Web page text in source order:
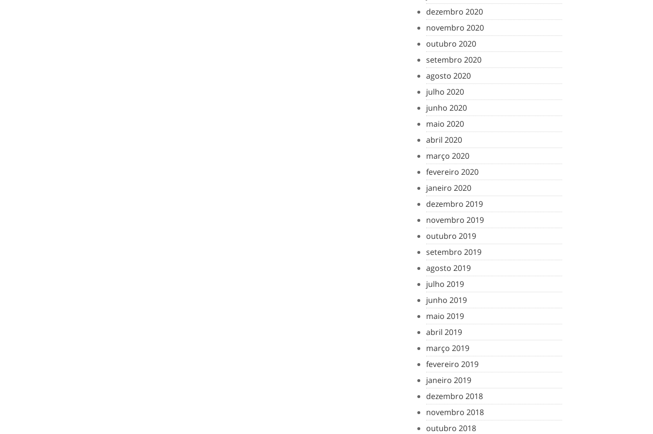
dezembro 2020
novembro 2020
outubro 2020
setembro 2020
agosto 2020
julho 2020
junho 2020
maio 2020
abril 2020
março 2020
fevereiro 2020
janeiro 2020
dezembro 2019
novembro 2019
outubro 2019
setembro 2019
agosto 2019
julho 2019
junho 2019
maio 2019
abril 2019
março 2019
fevereiro 2019
janeiro 2019
dezembro 2018
novembro 2018
outubro 2018